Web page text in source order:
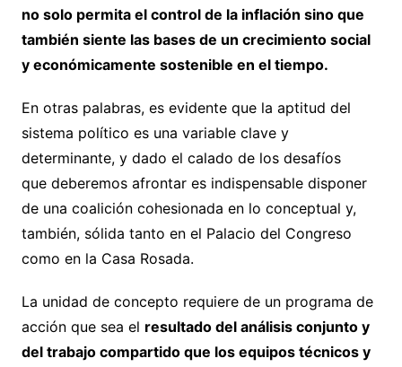
no solo permita el control de la inflación sino que
también siente las bases de un crecimiento social
y económicamente sostenible en el tiempo.
En otras palabras, es evidente que la aptitud del
sistema político es una variable clave y
determinante, y dado el calado de los desafíos
que deberemos afrontar es indispensable disponer
de una coalición cohesionada en lo conceptual y,
también, sólida tanto en el Palacio del Congreso
como en la Casa Rosada.
La unidad de concepto requiere de un programa de
acción que sea el resultado del análisis conjunto y
del trabajo compartido que los equipos técnicos y